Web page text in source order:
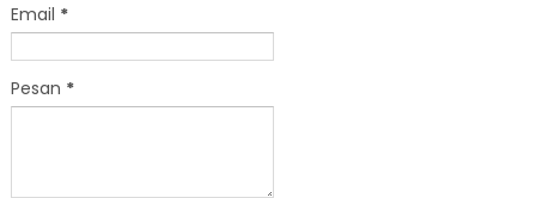
Email *
Pesan *